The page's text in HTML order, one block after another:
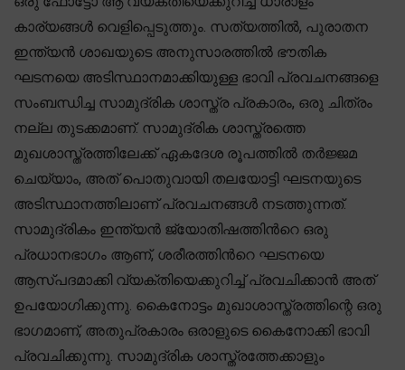
കാര്യങ്ങൾ വെളിപ്പെടുത്തും. സത്യത്തിൽ, പുരാതന
ഇന്ത്യൻ ശാഖയുടെ അനുസാരത്തിൽ ഭൗതിക
ഘടനയെ അടിസ്ഥാനമാക്കിയുള്ള ഭാവി പ്രവചനങ്ങളെ
സംബന്ധിച്ച സാമുദ്രിക ശാസ്ത്ര പ്രകാരം, ഒരു ചിത്രം
നല്ല തുടക്കമാണ്. സാമുദ്രിക ശാസ്ത്രത്തെ
മുഖശാസ്ത്രത്തിലേക്ക് ഏകദേശ രൂപത്തിൽ തർജ്ജമ
ചെയ്യാം, അത് പൊതുവായി തലയോട്ടി ഘടനയുടെ
അടിസ്ഥാനത്തിലാണ് പ്രവചനങ്ങൾ നടത്തുന്നത്.
സാമുദ്രികം ഇന്ത്യൻ ജ്യോതിഷത്തിൻറെ ഒരു
പ്രധാനഭാഗം ആണ്, ശരീരത്തിൻറെ ഘടനയെ
ആസ്പദമാക്കി വ്യക്തിയെക്കുറിച്ച് പ്രവചിക്കാൻ അത്
ഉപയോഗിക്കുന്നു. കൈനോട്ടം മുഖാശാസ്ത്രത്തിന്റെ ഒരു
ഭാഗമാണ്, അതുപ്രകാരം ഒരാളുടെ കൈനോക്കി ഭാവി
പ്രവചിക്കുന്നു. സാമുദ്രിക ശാസ്ത്രത്തേക്കാളും